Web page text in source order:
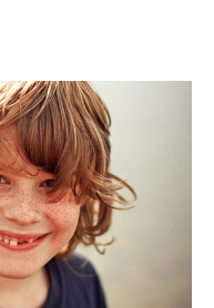
PARA PROFESIONALES
CUPONES
DÓNDE COMPRAR